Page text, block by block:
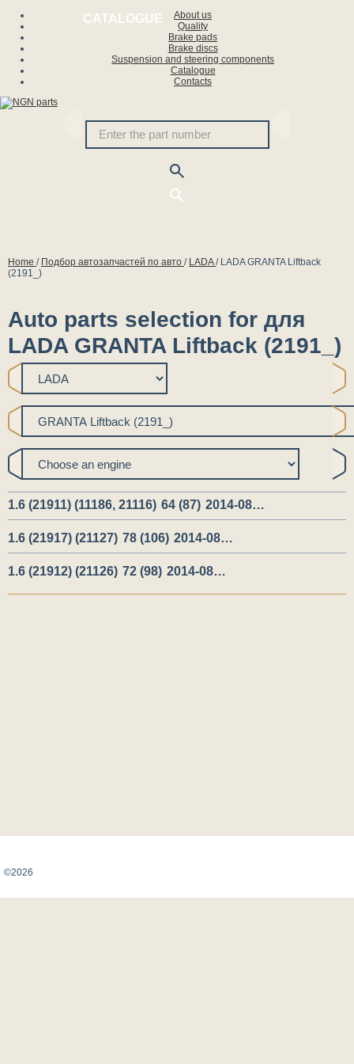
About us
Quality
Brake pads
Brake discs
Suspension and steering components
Catalogue
Contacts
CATALOGUE
Home / Подбор автозапчастей по авто / LADA / LADA GRANTA Liftback
(2191_)
Auto parts selection for для
LADA GRANTA Liftback (2191_)
1.6 (21911) (11186, 21116) 64 (87) 2014-08…
1.6 (21917) (21127) 78 (106) 2014-08…
1.6 (21912) (21126) 72 (98) 2014-08…
©2026